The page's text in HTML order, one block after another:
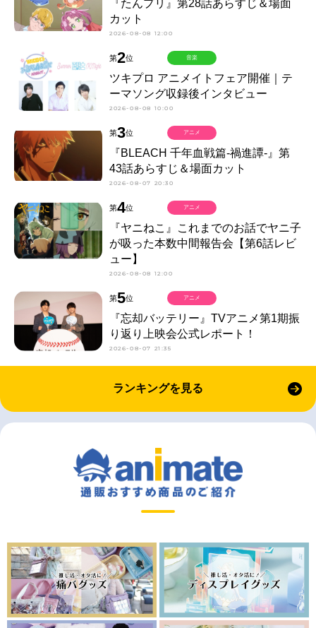
『たんプリ』第28話あらすじ＆場面
カット
2026-08-08 12:00
第2位
ツキプロ アニメイトフェア開催｜テ
ーマソング収録後インタビュー
2026-08-08 10:00
音楽
第3位
『BLEACH 千年血戦篇-禍進譚-』第
43話あらすじ＆場面カット
2026-08-07 20:30
アニメ
第4位
『ヤニねこ』これまでのお話でヤニ子
が吸った本数中間報告会【第6話レビ
ュー】
2026-08-08 12:00
アニメ
第5位
『忘却バッテリー』TVアニメ第1期振
り返り上映会公式レポート！
2026-08-07 21:35
アニメ
ランキングを見る